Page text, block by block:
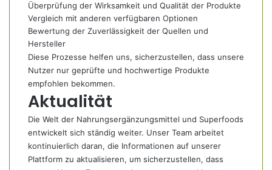
Überprüfung der Wirksamkeit und Qualität der Produkte
Vergleich mit anderen verfügbaren Optionen
Bewertung der Zuverlässigkeit der Quellen und
Hersteller
Diese Prozesse helfen uns, sicherzustellen, dass unsere
Nutzer nur geprüfte und hochwertige Produkte
empfohlen bekommen.
Aktualität
Die Welt der Nahrungsergänzungsmittel und Superfoods
entwickelt sich ständig weiter. Unser Team arbeitet
kontinuierlich daran, die Informationen auf unserer
Plattform zu aktualisieren, um sicherzustellen, dass